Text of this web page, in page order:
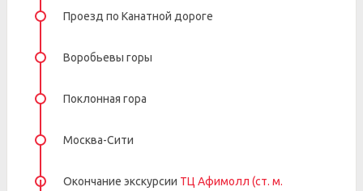
Проезд по Канатной дороге
Воробьевы горы
Поклонная гора
Москва-Сити
Окончание экскурсии ТЦ Афимолл (ст. м.